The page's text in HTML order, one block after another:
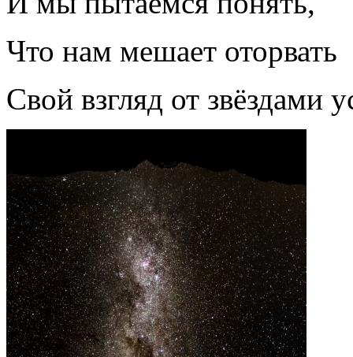
Что нам мешает оторвать
Свой взгляд от звёздами